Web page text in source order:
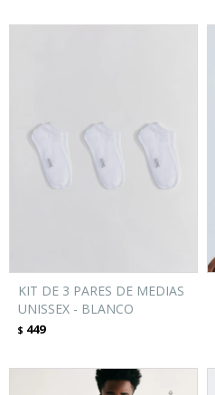
KIT DE 3 PARES DE MEDIAS
UNISSEX - BLANCO
$ 449